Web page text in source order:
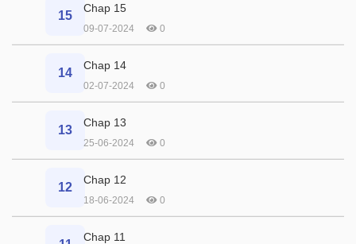
15
Chap 15
09-07-2024 0
14
Chap 14
02-07-2024 0
13
Chap 13
25-06-2024 0
12
Chap 12
18-06-2024 0
Chap 11